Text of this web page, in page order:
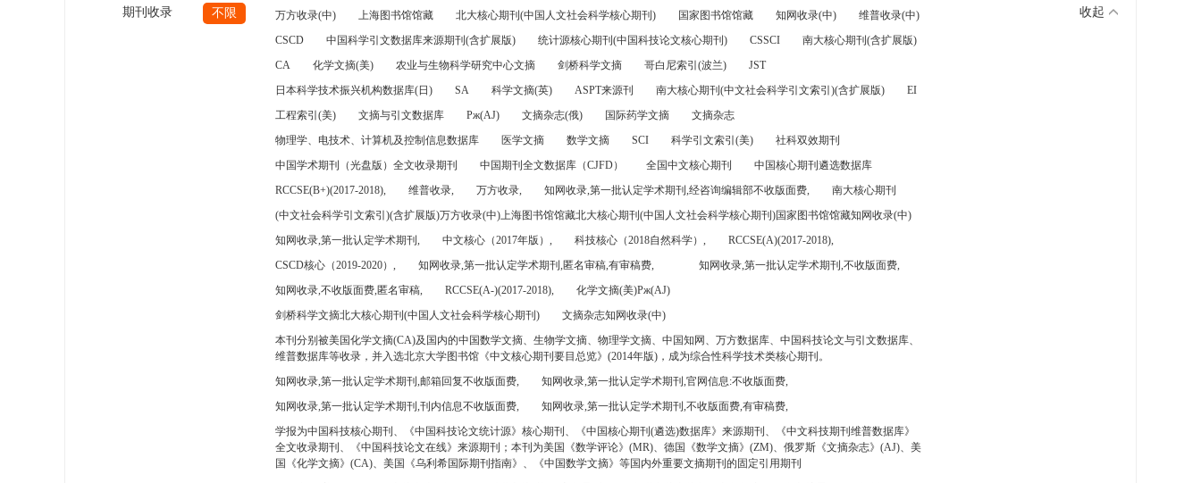
期刊收录 不限 万方收录(中) 上海图书馆馆藏 北大核心期刊(中国人文社会科学核心期刊) 国家图书馆馆藏 知网收录(中)
维普收录(中)
CSCD
中国科学引文数据库来源期刊(含扩展版) 统计源核心期刊(中国科技论文核心期刊) CSSCI
南大核心期刊(含扩展版)
CA
化学文摘(美) 农业与生物科学研究中心文摘 剑桥科学文摘 哥白尼索引(波兰)
JST
日本科学技术振兴机构数据库(日)
SA 科学文摘(英) ASPT来源刊 南大核心期刊(中文社会科学引文索引)(含扩展版)
EI
工程索引(美)
文摘与引文数据库 Pж(AJ) 文摘杂志(俄) 国际药学文摘
文摘杂志
物理学、电技术、计算机及控制信息数据库
医学文摘 数学文摘 SCI 科学引文索引(美)
社科双效期刊
中国学术期刊（光盘版）全文收录期刊
中国期刊全文数据库（CJFD） 全国中文核心期刊
中国核心期刊遴选数据库
RCCSE(B+)(2017-2018),
维普收录, 万方收录, 知网收录,第一批认定学术期刊,经咨询编辑部不收版面费,
南大核心期刊
(中文社会科学引文索引)(含扩展版)万方收录(中)上海图书馆馆藏北大核心期刊(中国人文社会科学核心期刊)国家图书馆馆藏知网收录(中)
知网收录,第一批认定学术期刊,
中文核心（2017年版）, 科技核心（2018自然科学）,
RCCSE(A)(2017-2018),
CSCD核心（2019-2020）,
知网收录,第一批认定学术期刊,匿名审稿,有审稿费,
知网收录,第一批认定学术期刊,不收版面费,
知网收录,不收版面费,匿名审稿,
RCCSE(A-)(2017-2018),
化学文摘(美)Pж(AJ)
剑桥科学文摘北大核心期刊(中国人文社会科学核心期刊)
文摘杂志知网收录(中)
本刊分别被美国化学文摘(CA)及国内的中国数学文摘、生物学文摘、物理学文摘、中国知网、万方数据库、中国科技论文与引文数据库、
维普数据库等收录，并入选北京大学图书馆《中文核心期刊要目总览》(2014年版)，成为综合性科学技术类核心期刊。
知网收录,第一批认定学术期刊,邮箱回复不收版面费,
知网收录,第一批认定学术期刊,官网信息:不收版面费,
知网收录,第一批认定学术期刊,刊内信息不收版面费,
知网收录,第一批认定学术期刊,不收版面费,有审稿费,
学报为中国科技核心期刊、《中国科技论文统计源》核心期刊、《中国核心期刊(遴选)数据库》来源期刊、《中文科技期刊维普数据库》
全文收录期刊、《中国科技论文在线》来源期刊；本刊为美国《数学评论》(MR)、德国《数学文摘》(ZM)、俄罗斯《文摘杂志》(AJ)、美
国《化学文摘》(CA)、美国《乌利希国际期刊指南》、《中国数学文摘》等国内外重要文摘期刊的固定引用期刊
收起